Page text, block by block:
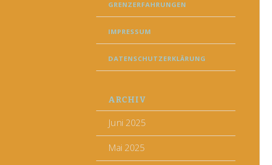
GRENZERFAHRUNGEN
IMPRESSUM
DATENSCHUTZERKLÄRUNG
ARCHIV
Juni 2025
Mai 2025